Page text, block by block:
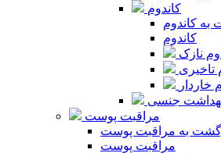
کاندوم
به کاندوم
کاندوم
نازک
تاخیری
خاردار
جنسی
مراقبت پوست
به مراقبت پوست
مراقبت پوست